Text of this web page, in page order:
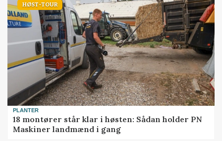
HØST-TOUR
PLANTER
18 montører står klar i høsten: Sådan holder PN
Maskiner landmænd i gang